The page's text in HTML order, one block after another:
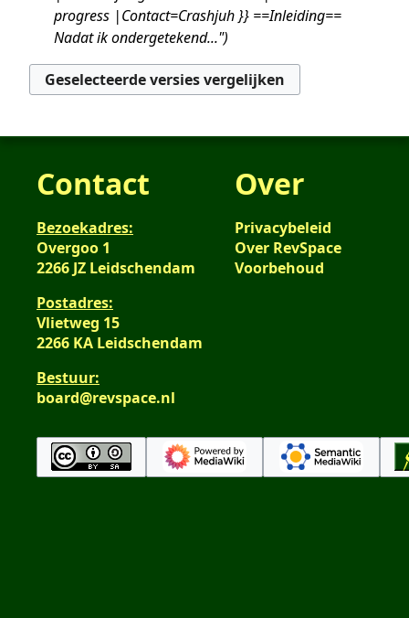
k
i
n
g
m
e
v
a
t
i
n
e
w
r
k
s
a
m
e
n
v
a
t
i
g
progress |Contact=Crashjuh }} ==Inleiding==
Nadat ik ondergetekend..."
Contact
Bezoekadres:
Overgoo 1
2266 JZ Leidschendam
Postadres:
Vlietweg 15
2266 KA Leidschendam
Bestuur:
board@revspace.nl
Over
Privacybeleid
Over RevSpace
Voorbehoud